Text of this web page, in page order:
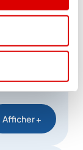
Four
Afficher +